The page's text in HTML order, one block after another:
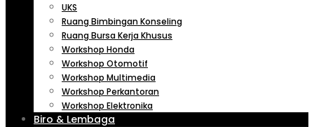
UKS
Ruang Bimbingan Konseling
Ruang Bursa Kerja Khusus
Workshop Honda
Workshop Otomotif
Workshop Multimedia
Workshop Perkantoran
Workshop Elektronika
Biro & Lembaga